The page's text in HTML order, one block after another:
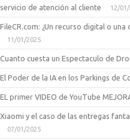
servicio de atención al cliente
12/
FileCR.com: ¿Un recurso digital o
11/01/2025
Cuanto cuesta un Espectaculo de
El Poder de la IA en los Parkings de
EL primer VIDEO de YouTube
Xiaomi y el caso de las entregas
07/01/2025